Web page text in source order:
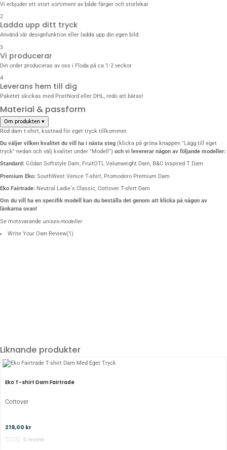
Vi erbjuder ett stort sortiment av både färger och storlekar
2
Ladda upp ditt tryck
Använd vår designfunktion eller ladda upp din egen bild
3
Vi producerar
Din order produceras av oss i Floda på ca 1‑2 veckor
4
Leverans hem till dig
Paketet skickas med PostNord eller DHL, redo att bäras!
Material & passform
Om produkten ▾
Röd dam t-shirt, kostnad för eget tryck tillkommer.
Du väljer vilken kvalitet du vill
ha i nästa steg (klicka på gröna knappen "Lägg till eget
tryck" nedan och välj kvalitet under "Modell") och vi levererar någon av följande modeller:
Standard: Gildan Softstyle Dam, FruitOTL Valueweight Dam, B&C Inspired T Dam
Premium Eko: SouthWest Venice T-shirt, Promodoro Premium Dam
Eko Fairtrade: Neutral Ladie´s Classic, Cottover T-shirt Dam
Om du vill ha en specifik modell kan du beställa det genom att klicka på någon av
länkarna ovan!
Se motsvarande unisex-modeller
Write Your Own Review(1)
Liknande produkter
Eko T-shirt Dam Fairtrade
Cottover
219,00 kr
0 review